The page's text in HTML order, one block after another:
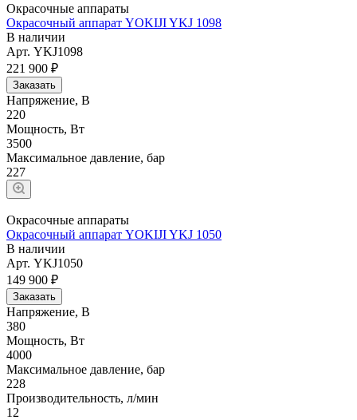
Окрасочные аппараты
Окрасочный аппарат YOKIJI YKJ 1098
В наличии
Арт. YKJ1098
221 900 ₽
Заказать
Напряжение, В
220
Мощность, Вт
3500
Максимальное давление, бар
227
Окрасочные аппараты
Окрасочный аппарат YOKIJI YKJ 1050
В наличии
Арт. YKJ1050
149 900 ₽
Заказать
Напряжение, В
380
Мощность, Вт
4000
Максимальное давление, бар
228
Производительность, л/мин
12